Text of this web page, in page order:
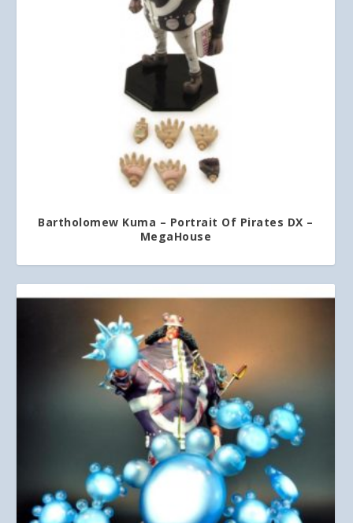
Bartholomew Kuma – Portrait Of Pirates DX –
MegaHouse